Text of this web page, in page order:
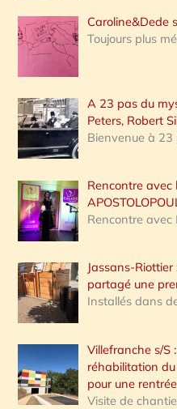
Caroline&Dede
Toujours plus
A 23 pas du
Peters, Robert
Bienvenue à 23
Rencontre avec
Rencontre avec
Jassans-
partagé une
Installés dans
Villefranche s/S
réhabilitation
pour une
Visite de